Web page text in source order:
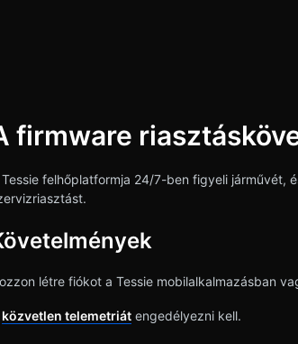
firmware
Tessie felhőplatformja 24/7-ben figyeli járművét,
létre fiókot a Tessie mobilalkalmazásban
közvetlen telemetriátengedélyezni kell.